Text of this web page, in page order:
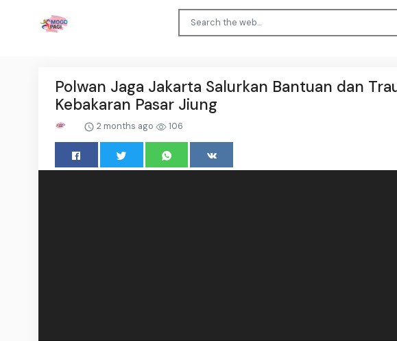
Polwan Jaga Jakarta Salurkan Bantuan dan
Kebakaran Pasar Jiung
2 months ago 106